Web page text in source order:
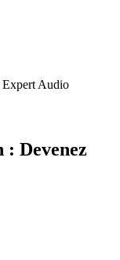
Expert Audio
Devenez